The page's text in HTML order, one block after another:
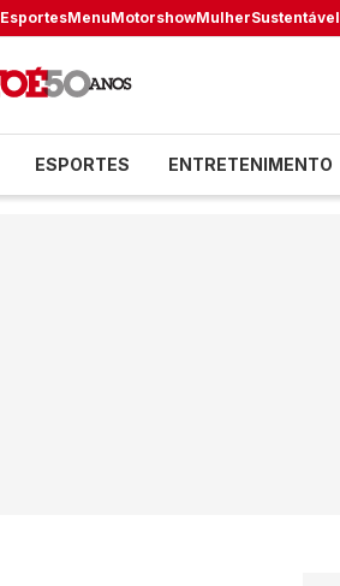
EsportesMenuMotorshowMulherSustentável
ESPORTES ENTRETENIMENTO